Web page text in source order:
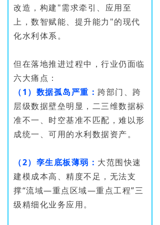
改造，构建"需求牵引、应用至
上，数智赋能、提升能力"的现代
化水利体系。
但在落地推进过程中，行业仍面临
六大痛点：
（1）数据孤岛严重： 跨部门、跨
层级数据壁垒明显，二三维数据标
准不一、时空基准不匹配，难以形
成统一、可用的水利数据资产。
（2）孪生底板薄弱： 大范围快速
建模成本高、精度不足，无法支
撑“流域—重点区域—重点工程”三
级精细化业务应用。